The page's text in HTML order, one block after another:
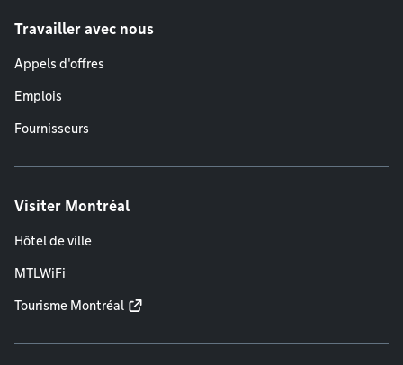
Travailler avec nous
Appels d'offres
Emplois
Fournisseurs
Visiter Montréal
Hôtel de ville
MTLWiFi
Tourisme Montréal